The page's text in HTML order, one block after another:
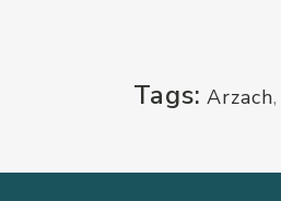
Tags: Arzach,